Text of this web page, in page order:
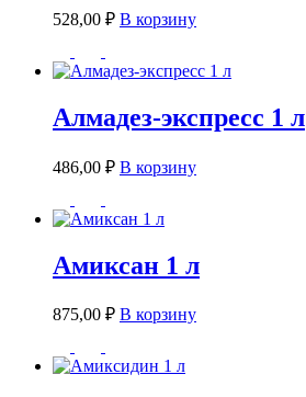
528,00 ₽ В корзину
Алмадез-экспресс 1 л
486,00 ₽ В корзину
Амиксан 1 л
875,00 ₽ В корзину